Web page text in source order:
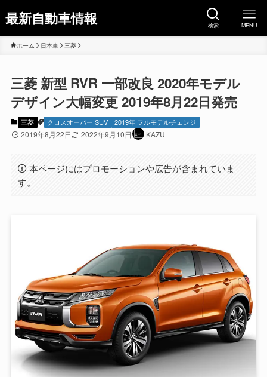
最新自動車情報 検索 MENU
ホーム 日本車 三菱
三菱 新型 RVR 一部改良 2020年モデル
デザイン大幅変更 2019年8月22日発売
三菱 クロスオーバー SUV 2019年 フルモデルチェンジ
2019年8月22日 2022年9月10日 KAZU
本ページにはプロモーションや広告が含まれていま
す。